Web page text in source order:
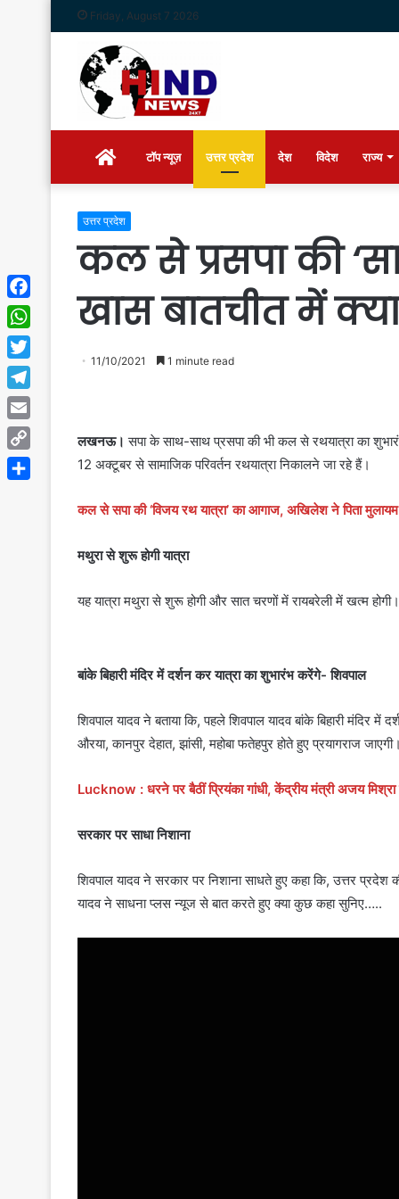
Friday, August 7 2026
Homeटॉप न्यूज़ उत्तर प्रदेश देश विदेश राज्य
उत्तर प्रदेश
कल से प्रसपा की
खास बातचीत में
11/10/2021 1 minute read
लखनऊ। सपा के साथ-साथ प्रसपा की भी कल से रथयात्रा का शुभारंभ
12 अक्टूबर से सामाजिक परिवर्तन रथयात्रा निकालने जा रहे हैं।
कल से सपा की ‘विजय रथ यात्रा’ का आगाज, अखिलेश ने पिता मुलायम
मथुरा से शुरू होगी यात्रा
यह यात्रा मथुरा से शुरू होगी और सात चरणों में रायबरेली में खत्म
बांके बिहारी मंदिर में दर्शन कर यात्रा का शुभारंभ करेंगे- शिवपाल
शिवपाल यादव ने बताया कि, पहले शिवपाल यादव बांके बिहारी मंदिर
औरया, कानपुर देहात, झांसी, महोबा फतेहपुर होते हुए प्रयागराज
Lucknow : धरने पर बैठीं प्रियंका गांधी, केंद्रीय मंत्री अजय मिश्रा
सरकार पर साधा निशाना
शिवपाल यादव ने सरकार पर निशाना साधते हुए कहा कि, उत्तर प्रदेश
यादव ने साधना प्लस न्यूज से बात करते हुए क्या कुछ कहा सुनिए…..
Facebook
WhatsApp
Twitter
Telegram
Email
Copy
Link